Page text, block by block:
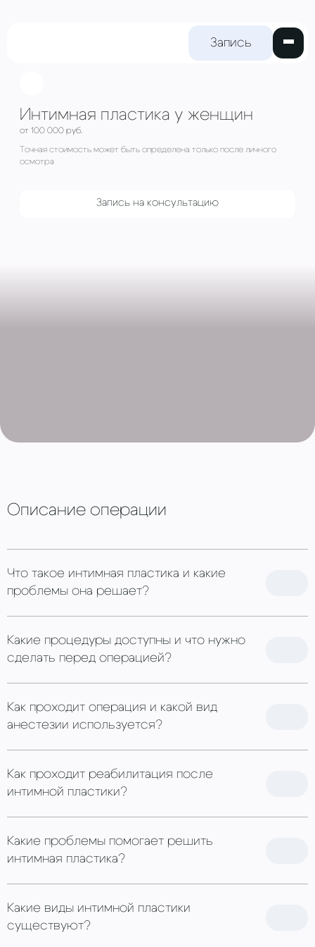
прием
Интимная пластика у
Точная стоимость может быть определена только
Описание операции
Что такое интимная пластика и какие
проблемы она решает?
Какие процедуры доступны и что нужно
сделать перед операцией?
Как проходит операция и какой вид
анестезии используется?
Как проходит реабилитация после
интимной пластики?
Какие проблемы помогает решить
интимная пластика?
Какие виды интимной пластики
существуют?